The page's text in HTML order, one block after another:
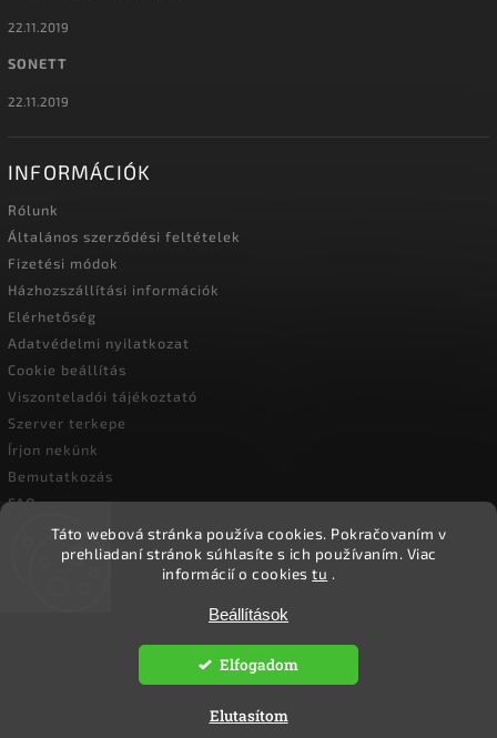
Táto webová stránka používa cookies. Pokračovaním v
prehliadaní stránok súhlasíte s ich používaním. Viac
informácií o cookiestu .
Beállítások
Elutasítom
Elfogadom
22.11.2019
SONETT
22.11.2019
INFORMÁCIÓK
Rólunk
Általános szerződési feltételek
Fizetési módok
Házhozszállítási információk
Elérhetőség
Adatvédelmi nyilatkozat
Cookie beállítás
Viszonteladói tájékoztató
Szerver terkepe
Írjon nekünk
Bemutatkozás
FAQ
Vásárlási útmutató
Ökoember. Minden jog fenntartva.
Süti beállítások szerkesztése
Shoptet| DesignShoptak.cz.